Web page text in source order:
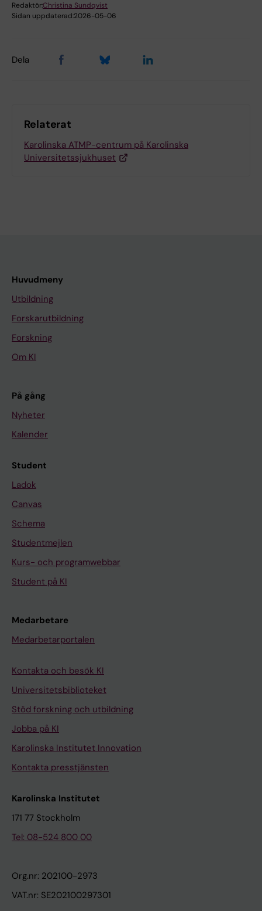
Redaktör:Christina Sundqvist
Sidan uppdaterad:2026-05-06
Dela
Relaterat
Karolinska ATMP-centrum på Karolinska
Universitetssjukhuset
Huvudmeny
Utbildning
Forskarutbildning
Forskning
Om KI
På gång
Nyheter
Kalender
Student
Ladok
Canvas
Schema
Studentmejlen
Kurs- och programwebbar
Student på KI
Medarbetare
Medarbetarportalen
Kontakta och besök KI
Universitetsbiblioteket
Stöd forskning och utbildning
Jobba på KI
Karolinska Institutet Innovation
Kontakta presstjänsten
Karolinska Institutet
171 77 Stockholm
Tel: 08-524 800 00
Org.nr: 202100-2973
VAT.nr: SE202100297301